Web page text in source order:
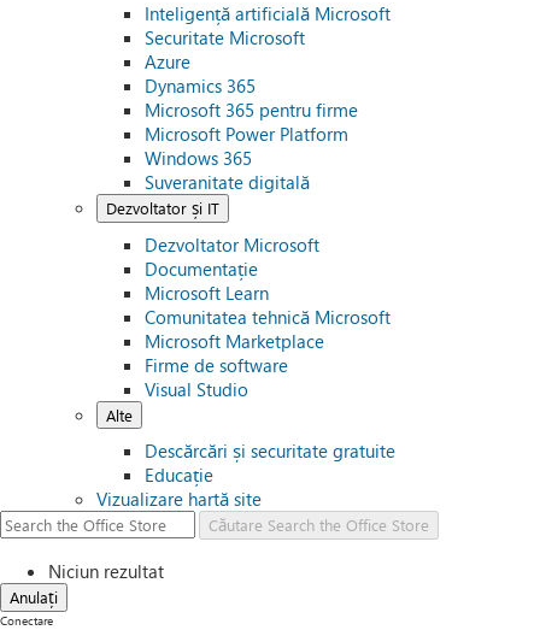
Inteligență artificială Microsoft
Securitate Microsoft
Azure
Dynamics 365
Microsoft 365 pentru firme
Microsoft Power Platform
Windows 365
Suveranitate digitală
Dezvoltator și IT
Dezvoltator Microsoft
Documentație
Microsoft Learn
Comunitatea tehnică Microsoft
Microsoft Marketplace
Firme de software
Visual Studio
Alte
Descărcări și securitate gratuite
Educație
Vizualizare hartă site
Căutare Search the Office Store
Niciun rezultat
Anulați
Conectare